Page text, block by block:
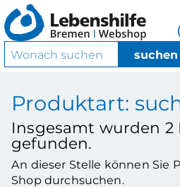
Produktart:
Insgesamt wurden 2
gefunden.
An dieser Stelle können Sie
Shop durchsuchen.